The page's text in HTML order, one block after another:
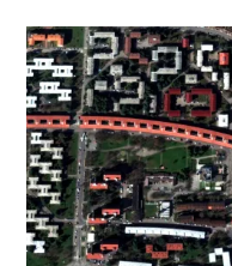
Vai
al
contenuto